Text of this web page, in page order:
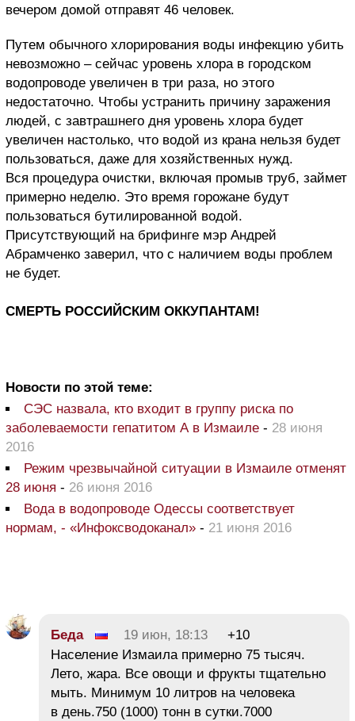
вечером домой отправят 46 человек.
Путем обычного хлорирования воды инфекцию убить
невозможно – сейчас уровень хлора в городском
водопроводе увеличен в три раза, но этого
недостаточно. Чтобы устранить причину заражения
людей, с завтрашнего дня уровень хлора будет
увеличен настолько, что водой из крана нельзя будет
пользоваться, даже для хозяйственных нужд.
Вся процедура очистки, включая промыв труб, займет
примерно неделю. Это время горожане будут
пользоваться бутилированной водой.
Присутствующий на брифинге мэр Андрей
Абрамченко заверил, что с наличием воды проблем
не будет.
СМЕРТЬ РОССИЙСКИМ ОККУПАНТАМ!
Новости по этой теме:
СЭС назвала, кто входит в группу риска по
заболеваемости гепатитом А в Измаиле - 28 июня
2016
Режим чрезвычайной ситуации в Измаиле отменят
28 июня - 26 июня 2016
Вода в водопроводе Одессы соответствует
нормам, - «Инфоксводоканал» - 21 июня 2016
Беда 19 июн, 18:13
+10
Население Измаила примерно 75 тысяч.
Лето, жара. Все овощи и фрукты тщательно
мыть. Минимум 10 литров на человека
в день.750 (1000) тонн в сутки.7000